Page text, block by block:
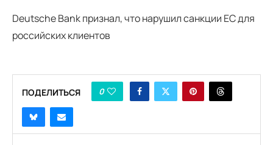
Deutsche Bank признал, что нарушил санкции ЕС для
российских клиентов
ПОДЕЛИТЬСЯ 0